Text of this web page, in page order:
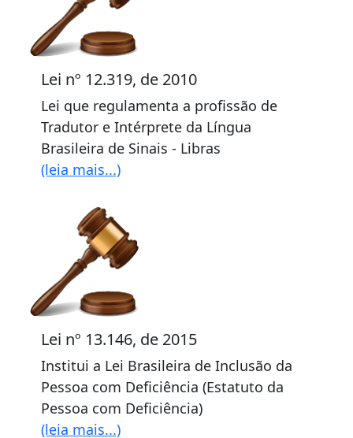
Lei nº 12.319, de 2010
Lei que regulamenta a profissão de
Tradutor e Intérprete da Língua
Brasileira de Sinais - Libras
(leia mais...)
Lei nº 13.146, de 2015
Institui a Lei Brasileira de Inclusão da
Pessoa com Deficiência (Estatuto da
Pessoa com Deficiência)
(leia mais...)